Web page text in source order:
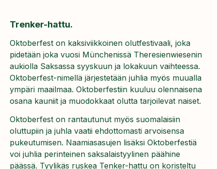
Trenker-hattu.
Oktoberfest on kaksiviikkoinen olutfestivaali, joka
pidetään joka vuosi Münchenissä Theresienwiesenin
aukiolla Saksassa syyskuun ja lokakuun vaihteessa.
Oktoberfest-nimellä järjestetään juhlia myös muualla
ympäri maailmaa. Oktoberfestiin kuuluu olennaisena
osana kauniit ja muodokkaat olutta tarjoilevat naiset.
Oktoberfest on rantautunut myös suomalaisiin
oluttupiin ja juhla vaatii ehdottomasti arvoisensa
pukeutumisen. Naamiasasujen lisäksi Oktoberfestiä
voi juhlia perinteinen saksalaistyylinen päähine
päässä. Tyylikäs ruskea Tenker-hattu on koristeltu